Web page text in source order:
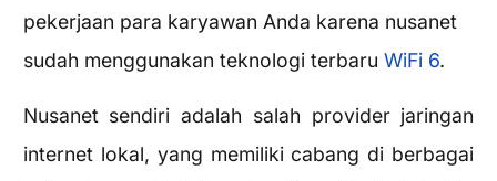
pekerjaan para karyawan Anda karena nusanet
sudah menggunakan teknologi terbaru WiFi 6.
Nusanet sendiri adalah salah provider jaringan
internet lokal, yang memiliki cabang di berbagai